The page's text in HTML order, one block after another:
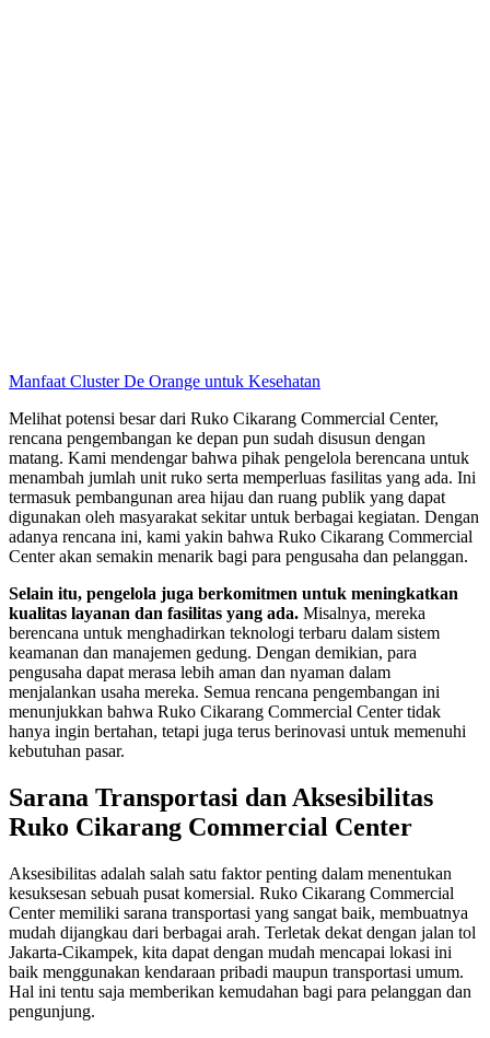
Manfaat Cluster De Orange untuk Kesehatan
Melihat potensi besar dari Ruko Cikarang Commercial Center,
rencana pengembangan ke depan pun sudah disusun dengan
matang. Kami mendengar bahwa pihak pengelola berencana untuk
menambah jumlah unit ruko serta memperluas fasilitas yang ada. Ini
termasuk pembangunan area hijau dan ruang publik yang dapat
digunakan oleh masyarakat sekitar untuk berbagai kegiatan. Dengan
adanya rencana ini, kami yakin bahwa Ruko Cikarang Commercial
Center akan semakin menarik bagi para pengusaha dan pelanggan.
Selain itu, pengelola juga berkomitmen untuk meningkatkan
kualitas layanan dan fasilitas yang ada. Misalnya, mereka
berencana untuk menghadirkan teknologi terbaru dalam sistem
keamanan dan manajemen gedung. Dengan demikian, para
pengusaha dapat merasa lebih aman dan nyaman dalam
menjalankan usaha mereka. Semua rencana pengembangan ini
menunjukkan bahwa Ruko Cikarang Commercial Center tidak
hanya ingin bertahan, tetapi juga terus berinovasi untuk memenuhi
kebutuhan pasar.
Sarana Transportasi dan Aksesibilitas
Ruko Cikarang Commercial Center
Aksesibilitas adalah salah satu faktor penting dalam menentukan
kesuksesan sebuah pusat komersial. Ruko Cikarang Commercial
Center memiliki sarana transportasi yang sangat baik, membuatnya
mudah dijangkau dari berbagai arah. Terletak dekat dengan jalan tol
Jakarta-Cikampek, kita dapat dengan mudah mencapai lokasi ini
baik menggunakan kendaraan pribadi maupun transportasi umum.
Hal ini tentu saja memberikan kemudahan bagi para pelanggan dan
pengunjung.